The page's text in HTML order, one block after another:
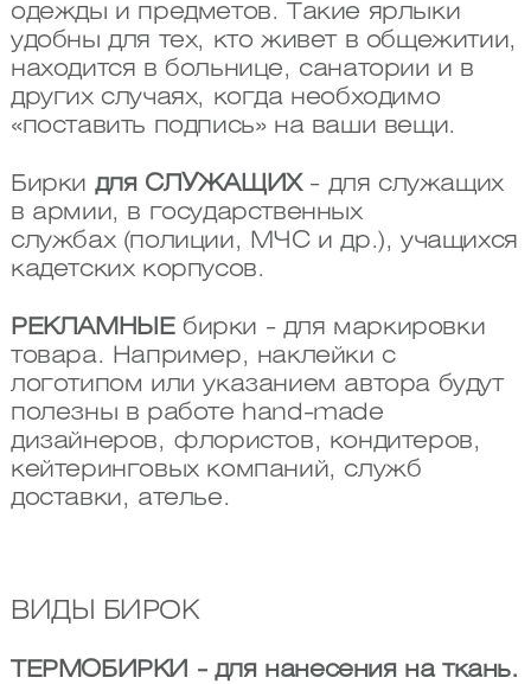
одежды и предметов. Такие ярлыки
удобны для тех, кто живет в общежитии,
находится в больнице, санатории и в
других случаях, когда необходимо
«поставить подпись» на ваши вещи.
Бирки для СЛУЖАЩИХ - для служащих
в армии, в государственных
службах (полиции, МЧС и др.), учащихся
кадетских корпусов.
РЕКЛАМНЫЕ бирки - для маркировки
товара. Например, наклейки с
логотипом или указанием автора будут
полезны в работе hand-made
дизайнеров, флористов, кондитеров,
кейтеринговых компаний, служб
доставки, ателье.
ВИДЫ БИРОК
ТЕРМОБИРКИ - для нанесения на ткань.